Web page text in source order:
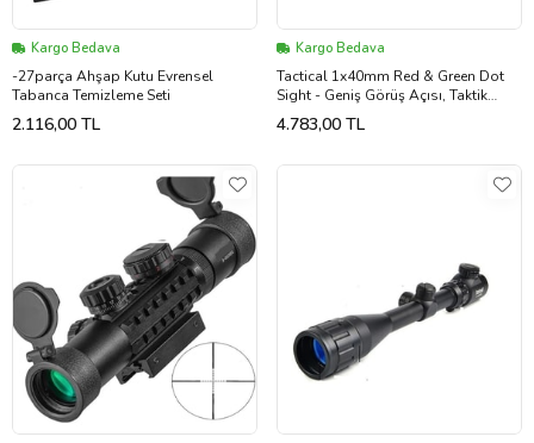
Kargo Bedava
-27parça Ahşap Kutu Evrensel
Tabanca Temizleme Seti
2.116,00 TL
Kargo Bedava
Tactical 1x40mm Red & Green Dot
Sight - Geniş Görüş Açısı, Taktik
Reflex Nişangâh - 22mm
4.783,00 TL